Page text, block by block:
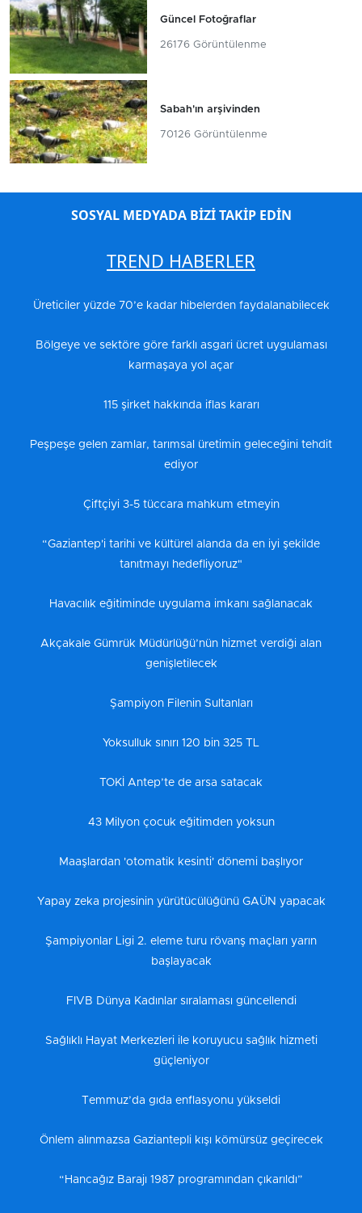
Güncel Fotoğraflar
26176 Görüntülenme
Sabah'ın arşivinden
70126 Görüntülenme
SOSYAL MEDYADA BİZİ TAKİP EDİN
TREND HABERLER
Üreticiler yüzde 70’e kadar hibelerden faydalanabilecek
Bölgeye ve sektöre göre farklı asgari ücret uygulaması
karmaşaya yol açar
115 şirket hakkında iflas kararı
Peşpeşe gelen zamlar, tarımsal üretimin geleceğini tehdit
ediyor
Çiftçiyi 3-5 tüccara mahkum etmeyin
“Gaziantep'i tarihi ve kültürel alanda da en iyi şekilde
tanıtmayı hedefliyoruz"
Havacılık eğitiminde uygulama imkanı sağlanacak
Akçakale Gümrük Müdürlüğü’nün hizmet verdiği alan
genişletilecek
Şampiyon Filenin Sultanları
Yoksulluk sınırı 120 bin 325 TL
TOKİ Antep’te de arsa satacak
43 Milyon çocuk eğitimden yoksun
Maaşlardan 'otomatik kesinti' dönemi başlıyor
Yapay zeka projesinin yürütücülüğünü GAÜN yapacak
Şampiyonlar Ligi 2. eleme turu rövanş maçları yarın
başlayacak
FIVB Dünya Kadınlar sıralaması güncellendi
Sağlıklı Hayat Merkezleri ile koruyucu sağlık hizmeti
güçleniyor
Temmuz’da gıda enflasyonu yükseldi
Önlem alınmazsa Gaziantepli kışı kömürsüz geçirecek
“Hancağız Barajı 1987 programından çıkarıldı”